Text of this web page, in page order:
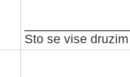
Sto se vise